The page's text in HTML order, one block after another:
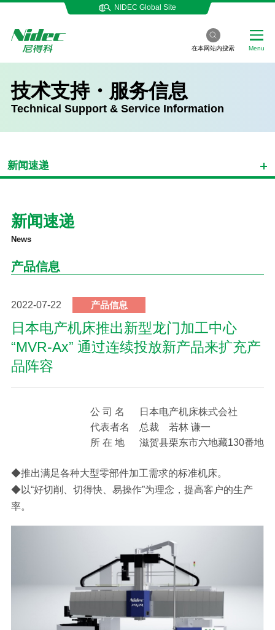
NIDEC Global Site
在本网站内搜索 Menu
技术支持・服务信息
Technical Support & Service Information
新闻速递
新闻速递
News
产品信息
2022-07-22 产品信息
日本电产机床推出新型龙门加工中心
“MVR-Ax” 通过连续投放新产品来扩充产
品阵容
公 司 名
日本电产机床株式会社
代表者名
总裁 若林 谦一
所 在 地
滋贺县栗东市六地藏130番地
◆推出满足各种大型零部件加工需求的标准机床。
◆以“好切削、切得快、易操作”为理念，提高客户的生产
率。